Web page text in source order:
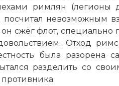
римлян
невозможным
сжёг флот, специально
Отход
была разорена
разделить со